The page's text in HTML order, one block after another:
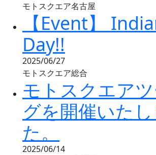
モトスクエア名古屋
【Event】
Day!!
2025/06/27
モトスクエア総合
モトスクエア
グを開催いた
た。
2025/06/14